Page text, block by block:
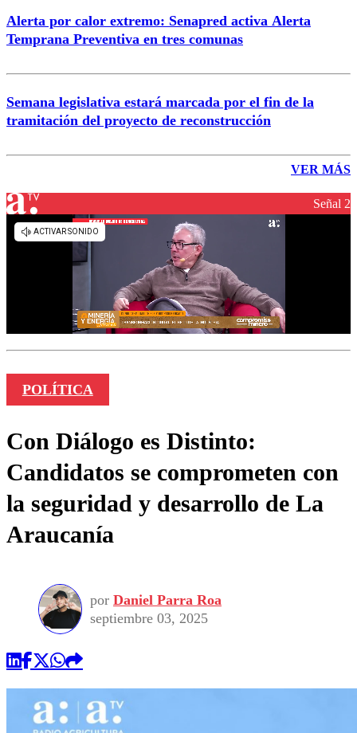
Alerta por calor extremo: Senapred activa Alerta
Temprana Preventiva en tres comunas
Semana legislativa estará marcada por el fin de la
tramitación del proyecto de reconstrucción
VER MÁS
Señal 2
POLÍTICA
Con Diálogo es Distinto:
Candidatos se comprometen con
la seguridad y desarrollo de La
Araucanía
por Daniel Parra Roa
septiembre 03, 2025